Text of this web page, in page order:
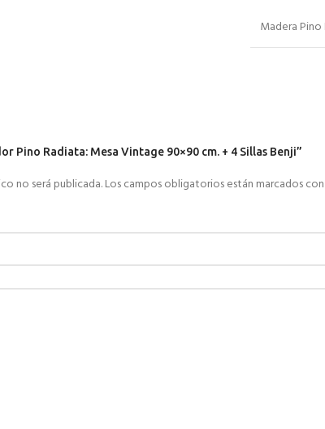
Madera
Pino Radiata: Mesa Vintage 90×90 cm. + 4 Sillas Benji”
no será publicada.Los campos obligatorios están marcados con